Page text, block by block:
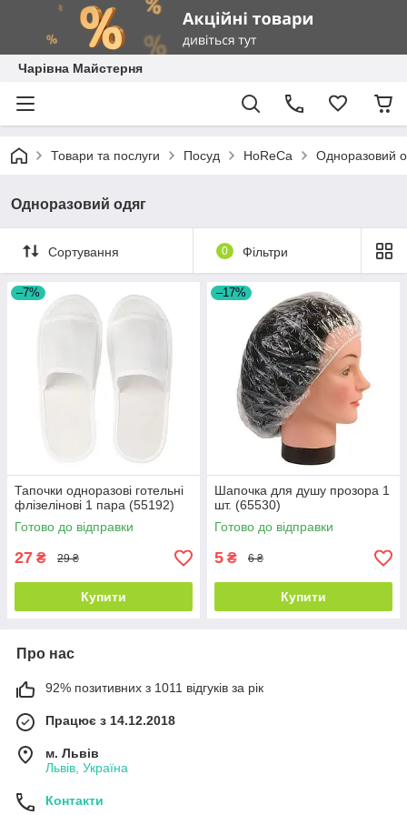
Чарівна Майстерня
Товари та послуги Посуд HoReCa Одноразовий
Одноразовий одяг
Сортування 0 Фільтри
–7%
Тапочки одноразові готельні
флізелінові 1 пара (55192)
Готово до відправки
27 ₴ 29 ₴
Купити
–17%
Шапочка для душу прозора 1
шт. (65530)
Готово до відправки
5 ₴ 6 ₴
Купити
Про нас
92% позитивних з 1011 відгуків за рік
Працює з 14.12.2018
м. Львів
Львів, Україна
Контакти